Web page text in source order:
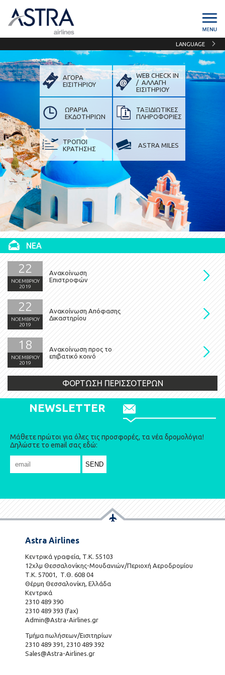
LANGUAGE
ΑΓΟΡΑ
ΕΙΣΙΤΗΡΙΟΥ
WEB CHECK IN
/ ΑΛΛΑΓΗ
ΕΙΣIΤΗΡΙΟΥ
ΩΡΑΡΙΑ
ΕΚΔΟΤΗΡΙΩΝ
ΤΑΞΙΔΙΩΤΙΚΕΣ
ΠΛΗΡΟΦΟΡΙΕΣ
ΤΡΟΠΟΙ
ΚΡΑΤΗΣΗΣ
ASTRA MILES
ΝΕΑ
22
ΝΟΕΜΒΡΙΟΥ
2019
Ανακοίνωση
Επιστροφών
22
ΝΟΕΜΒΡΙΟΥ
2019
Ανακοίνωση Απόφασης
Δικαστηρίου
18
ΝΟΕΜΒΡΙΟΥ
2019
Ανακοίνωση προς το
επιβατικό κοινό
ΦΟΡΤΩΣΗ ΠΕΡΙΣΣΟΤΕΡΩΝ
NEWSLETTER
Μάθετε πρώτοι για όλες τις προσφορές, τα νέα δρομολόγια!
Δηλώστε το email σας εδώ:
Astra Airlines
Κεντρικά γραφεία, Τ.Κ. 55103
12χλμ Θεσσαλονίκης-Μουδανιών/Περιοχή Αεροδρομίου
Τ.Κ. 57001, Τ.Θ. 608 04
Θέρμη Θεσσαλονίκη, Ελλάδα
Κεντρικά
2310 489 390
2310 489 393 (fax)
Admin@Astra-Airlines.gr
Τμήμα πωλήσεων/Εισιτηρίων
2310 489 391, 2310 489 392
Sales@Astra-Airlines.gr